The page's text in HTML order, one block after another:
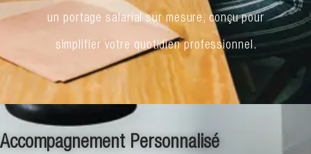
un portage salarial sur mesure, conçu pour
simplifier votre quotidien professionnel.
Accompagnement Personnalisé